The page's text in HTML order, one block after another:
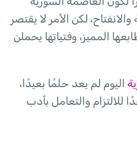
لكن الأمر لا يقتصر
المميز، وفتياتها يحملن
اليوم لم يعد حلمًا بعيدًا،
للالتزام والتعامل بأدب